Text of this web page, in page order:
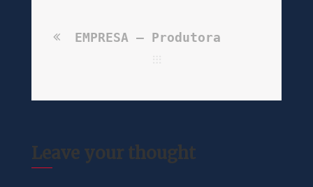
EMPRESA – Produtora
Leave your thought